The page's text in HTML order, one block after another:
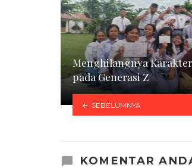
Menghilangnya
pada Generasi Z
SEBELUMNYA
KOMENTAR